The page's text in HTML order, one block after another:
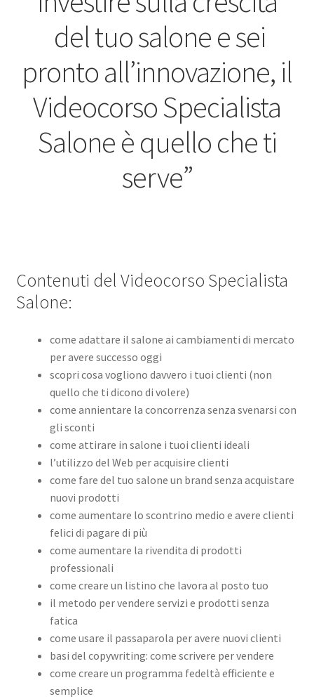
del tuo salone e sei
pronto all’innovazione, il
Videocorso Specialista
Salone è quello che ti
serve”
Contenuti del Videocorso Specialista
Salone:
come adattare il salone ai cambiamenti di mercato
per avere successo oggi
scopri cosa vogliono davvero i tuoi clienti (non
quello che ti dicono di volere)
come annientare la concorrenza senza svenarsi con
gli sconti
come attirare in salone i tuoi clienti ideali
l’utilizzo del Web per acquisire clienti
come fare del tuo salone un brand senza acquistare
nuovi prodotti
come aumentare lo scontrino medio e avere clienti
felici di pagare di più
come aumentare la rivendita di prodotti
professionali
come creare un listino che lavora al posto tuo
il metodo per vendere servizi e prodotti senza
fatica
come usare il passaparola per avere nuovi clienti
basi del copywriting: come scrivere per vendere
come creare un programma fedeltà efficiente e
semplice